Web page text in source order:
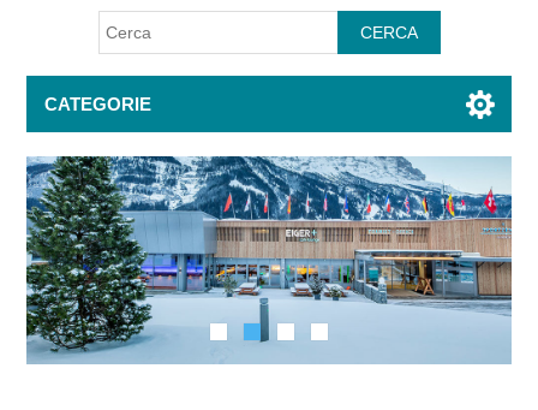
CATEGORIE